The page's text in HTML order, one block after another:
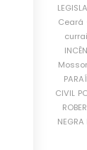
Ceará
CIVIL
NEGRA